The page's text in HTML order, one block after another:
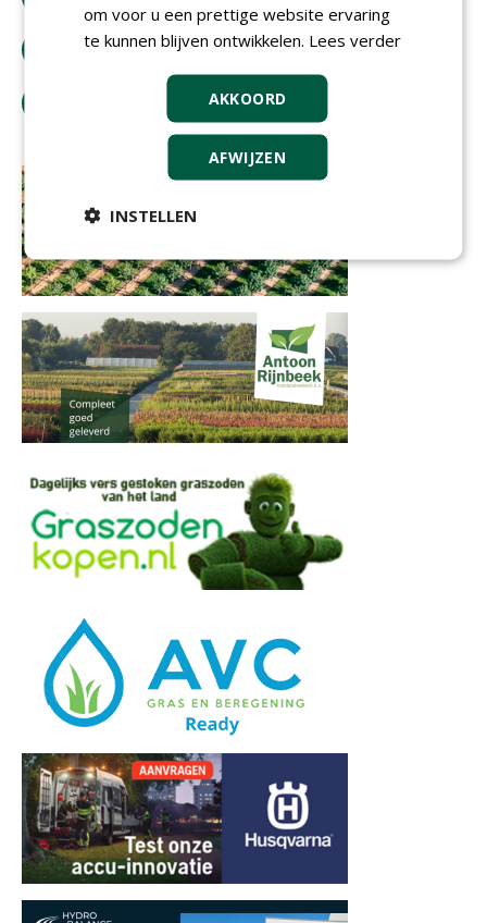
bestel tijdschrift
om voor u een prettige website ervaring
te kunnen blijven ontwikkelen. Lees verder
AKKOORD
AFWIJZEN
INSTELLEN